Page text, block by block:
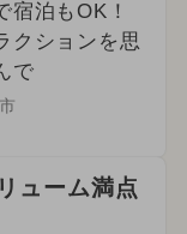
宿泊もOK！
クションを思
で
ューム満点